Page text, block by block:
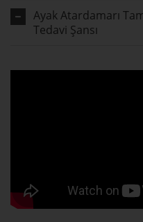
Ayak Atardamarı
Tedavi Şansı